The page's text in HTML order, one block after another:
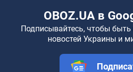
OBOZ.UA в
Подписывайтесь, чтобы быть
новостей Украины и